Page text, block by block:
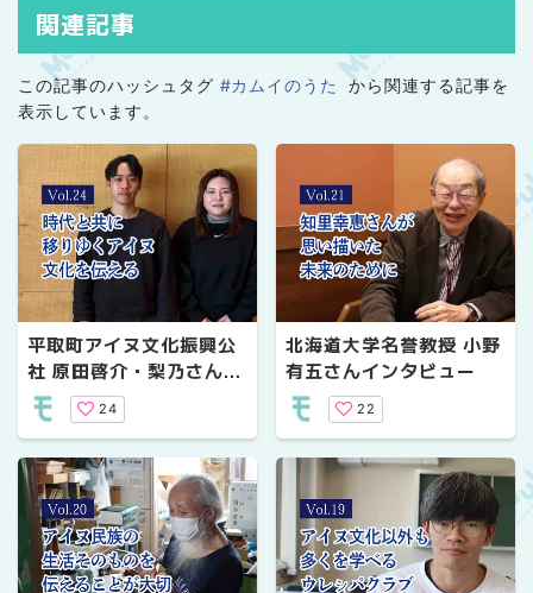
関連記事
この記事のハッシュタグ #カムイのうた
から関連する記事を
表示しています。
平取町アイヌ文化振興公
社 原田啓介・梨乃さんイ
ンタビュー
24
北海道大学名誉教授 小野
有五さんインタビュー
22